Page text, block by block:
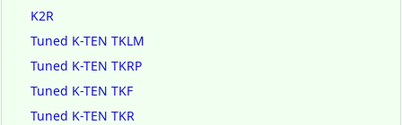
K2R
Tuned K-TEN TKLM
Tuned K-TEN TKRP
Tuned K-TEN TKF
Tuned K-TEN TKR